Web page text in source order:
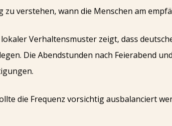
zu verstehen, wann die Menschen am
lokaler Verhaltensmuster zeigt, dass
Die Abendstunden nach Feierabend
die Frequenz vorsichtig ausbalanciert